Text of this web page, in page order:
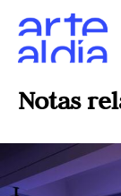
Notas